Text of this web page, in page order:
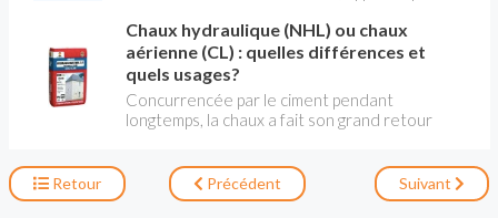
son aspect esthétique.On l'utilise donc en
construction pour assembler les pierre, les
biques et autre blocs, mais surtout en
restauration des bâtiments anciens pour
combler trous et fissures et pour réaliser
l'enduit d'une façade ou des murs intérieurs.
Chaux hydraulique (NHL) ou chaux
aérienne (CL) : quelles différences et
quels usages?
Concurrencée par le ciment pendant
longtemps, la chaux a fait son grand retour
pour la maçonnerie que pour la décoration.
Mais il y a deux types de chaux : l'hydraulique et
Retour Précédent Suivant